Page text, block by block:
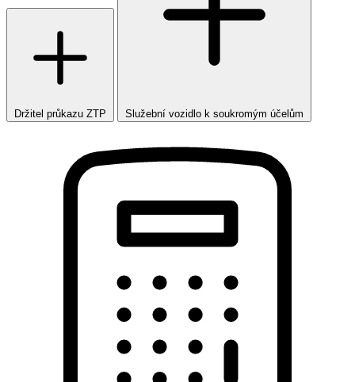
Držitel průkazu ZTP Služební vozidlo k soukromým účelům